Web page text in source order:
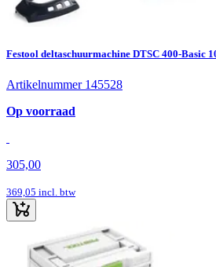
Festool deltaschuurmachine DTSC 400-Basic
Artikelnummer 145528
Op voorraad
305,00
369,05 incl. btw